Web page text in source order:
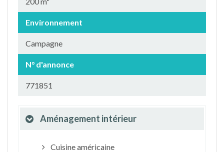
Environnement
Campagne
N° d'annonce
771851
Aménagement intérieur
Cuisine américaine